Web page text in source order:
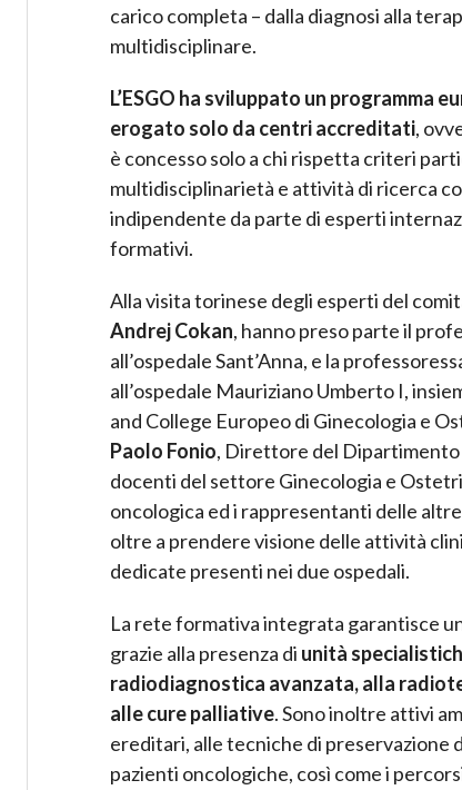
carico completa – dalla diagnosi alla
multidisciplinare.
L’ESGO ha sviluppato un programma
erogato solo da centri accreditati,
è concesso solo a chi rispetta criteri
multidisciplinarietà e attività di ricerca
indipendente da parte di esperti
formativi.
Alla visita torinese degli esperti del
Andrej Cokan, hanno preso parte il
all’ospedale Sant’Anna, e la
all’ospedale Mauriziano Umberto I,
and College Europeo di Ginecologia e
Paolo Fonio, Direttore del Dipartimento
docenti del settore Ginecologia e
oncologica ed i rappresentanti delle
oltre a prendere visione delle attività
dedicate presenti nei due ospedali.
La rete formativa integrata garantisce
grazie alla presenza di unità
radiodiagnostica avanzata, alla
alle cure palliative. Sono inoltre attivi
ereditari, alle tecniche di preservazione
pazienti oncologiche, così come i